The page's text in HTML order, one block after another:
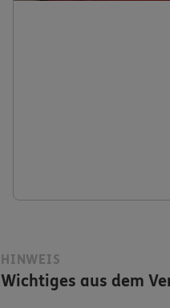
HINWEIS
Wichtiges aus dem